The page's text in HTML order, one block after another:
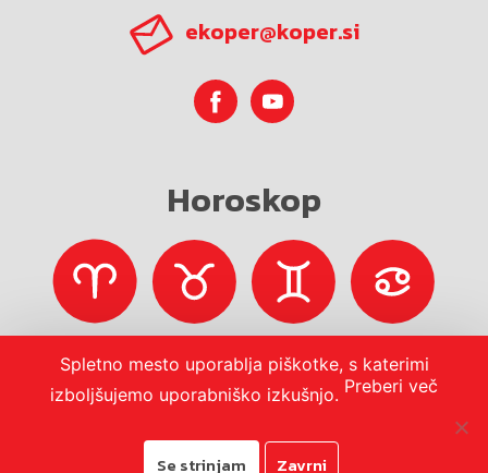
ekoper@koper.si
Horoskop
Spletno mesto uporablja piškotke, s katerimi
izboljšujemo uporabniško izkušnjo. Preberi več
Se strinjam Zavrni